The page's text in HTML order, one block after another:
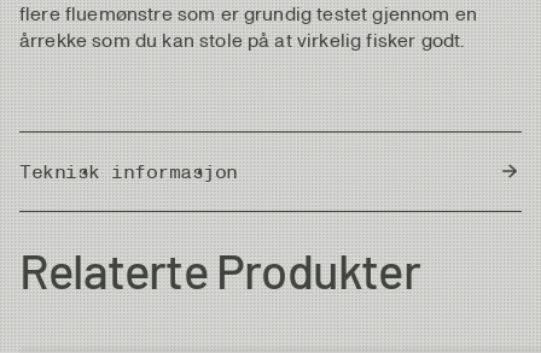
flere fluemønstre som er grundig testet gjennom en
årrekke som du kan stole på at virkelig fisker godt.
Teknisk informasjon
Country of Origin Thailand
Relaterte Produkter